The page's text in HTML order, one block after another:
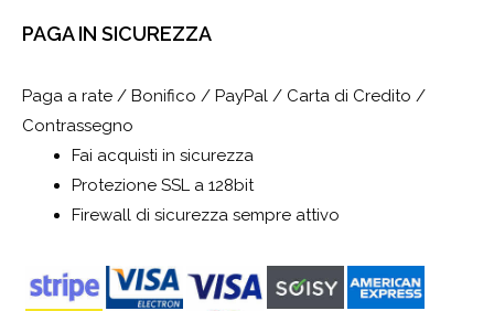
PAGA IN SICUREZZA
Paga a rate / Bonifico / PayPal / Carta di Credito /
Contrassegno
Fai acquisti in sicurezza
Protezione SSL a 128bit
Firewall di sicurezza sempre attivo